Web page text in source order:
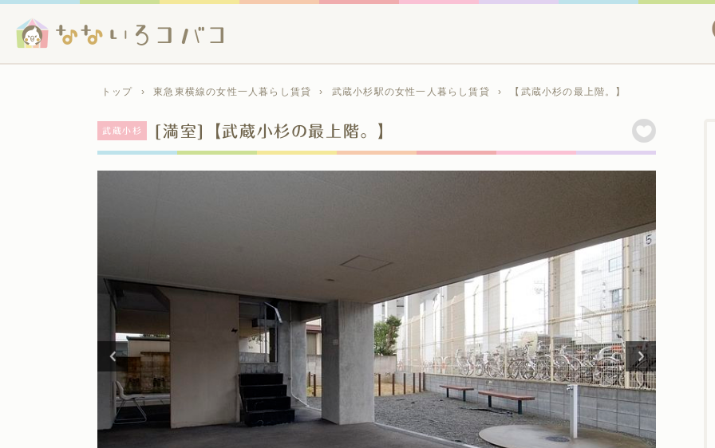
トップ › 東急東横線の女性一人暮らし賃貸 › 武蔵小杉駅の女性一人暮らし賃貸 › 【武蔵小杉の最上階。】
武蔵小杉 [満室]【武蔵小杉の最上階。】